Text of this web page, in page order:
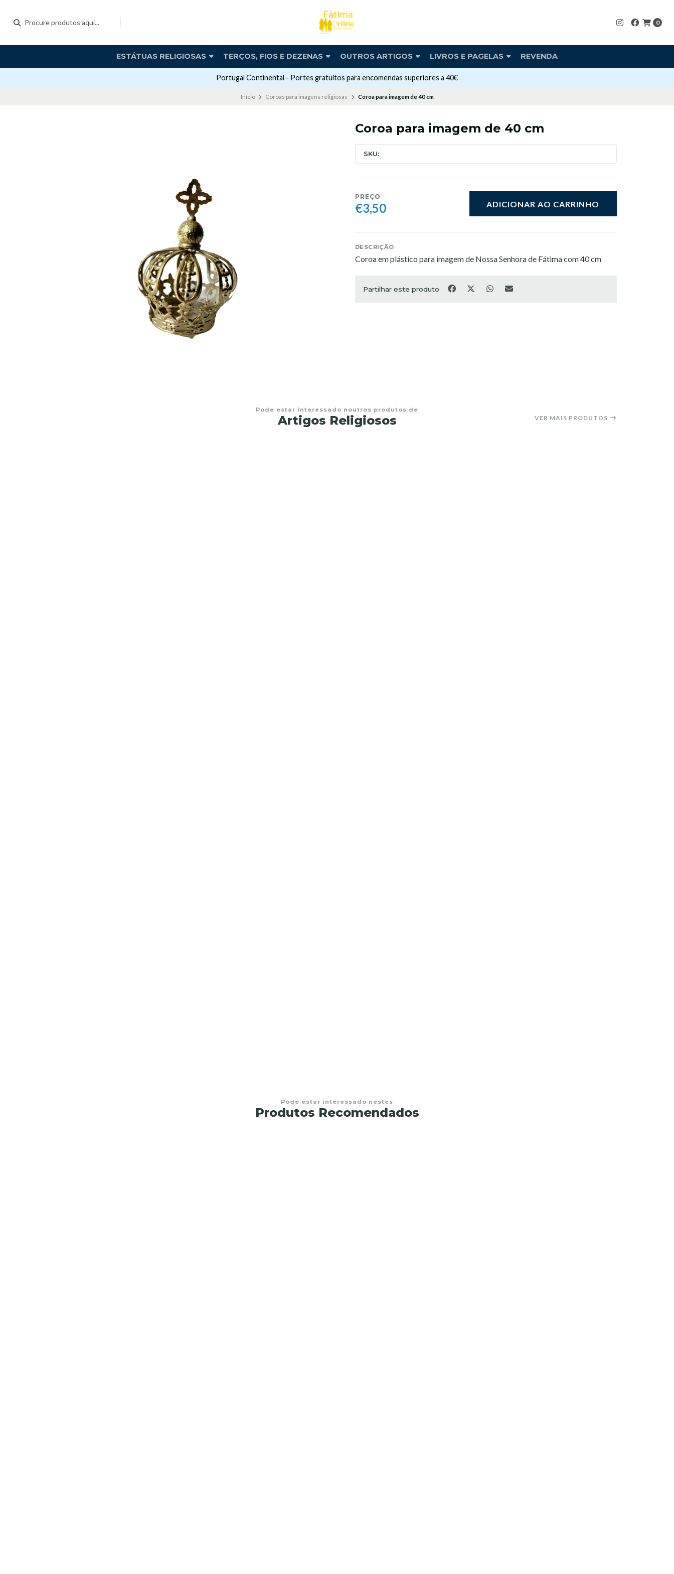
0
ESTÁTUAS RELIGIOSAS TERÇOS, FIOS E DEZENAS OUTROS ARTIGOS LIVROS E PAGELAS REVENDA
Portugal Continental - Portes gratuitos para encomendas superiores a 40€
Início Coroas para imagens religiosas Coroa para imagem de 40 cm
Coroa para imagem de 40 cm
SKU:
PREÇO
€3,50 ADICIONAR AO CARRINHO
DESCRIÇÃO
Coroa em plástico para imagem de Nossa Senhora de Fátima com 40 cm
Partilhar este produto
Pode estar interessado noutros produtos de
Artigos Religiosos VER MAIS PRODUTOS
Pode estar interessado nestes
Produtos Recomendados